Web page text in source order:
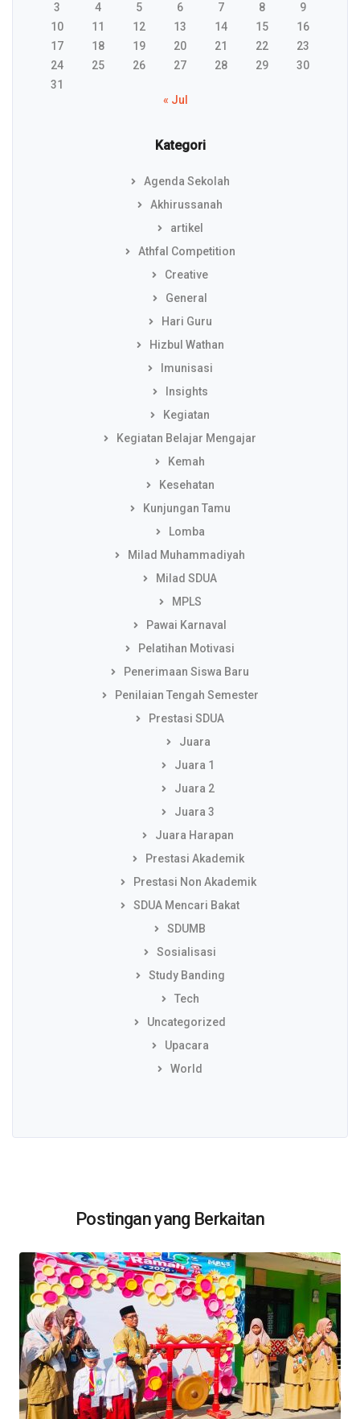
3 4 5 6 7 8
9
10
11 12 13 14 15
16
17
18 19 20 21 22
23
24
25 26 27 28 29
30
31
« Jul
Kategori
Agenda Sekolah
Akhirussanah
artikel
Athfal Competition
Creative
General
Hari Guru
Hizbul Wathan
Imunisasi
Insights
Kegiatan
Kegiatan Belajar Mengajar
Kemah
Kesehatan
Kunjungan Tamu
Lomba
Milad Muhammadiyah
Milad SDUA
MPLS
Pawai Karnaval
Pelatihan Motivasi
Penerimaan Siswa Baru
Penilaian Tengah Semester
Prestasi SDUA
Juara
Juara 1
Juara 2
Juara 3
Juara Harapan
Prestasi Akademik
Prestasi Non Akademik
SDUA Mencari Bakat
SDUMB
Sosialisasi
Study Banding
Tech
Uncategorized
Upacara
World
Postingan yang Berkaitan